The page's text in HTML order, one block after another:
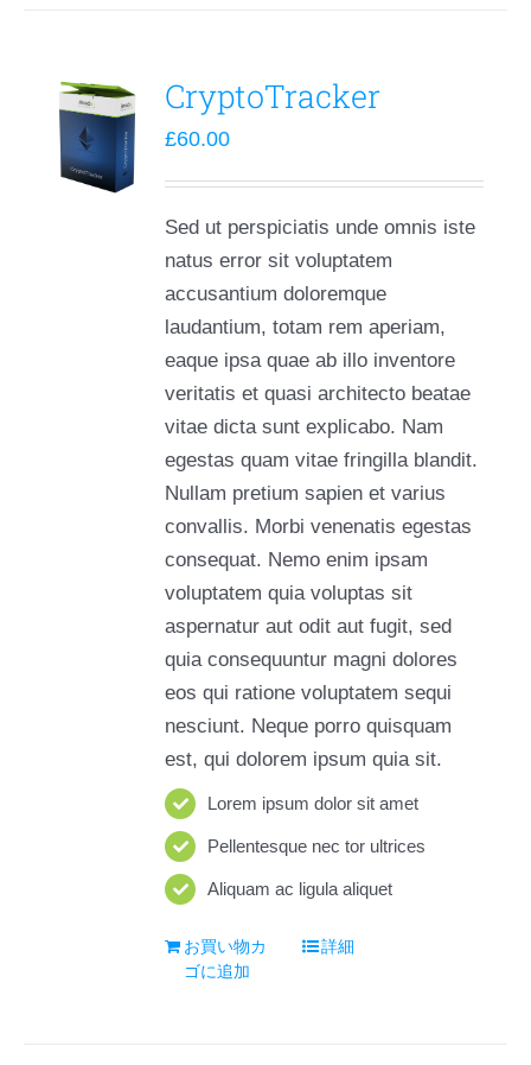
CryptoTracker
£60.00
Sed ut perspiciatis unde omnis iste
natus error sit voluptatem
accusantium doloremque
laudantium, totam rem aperiam,
eaque ipsa quae ab illo inventore
veritatis et quasi architecto beatae
vitae dicta sunt explicabo. Nam
egestas quam vitae fringilla blandit.
Nullam pretium sapien et varius
convallis. Morbi venenatis egestas
consequat. Nemo enim ipsam
voluptatem quia voluptas sit
aspernatur aut odit aut fugit, sed
quia consequuntur magni dolores
eos qui ratione voluptatem sequi
nesciunt. Neque porro quisquam
est, qui dolorem ipsum quia sit.
Lorem ipsum dolor sit amet
Pellentesque nec tor ultrices
Aliquam ac ligula aliquet
お買い物カ
ゴに追加
詳細